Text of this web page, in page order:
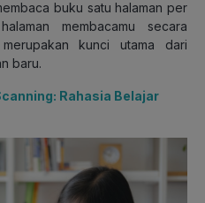
buku satu halaman per
membacamu secara
kunci utama dari
baru.
Rahasia Belajar